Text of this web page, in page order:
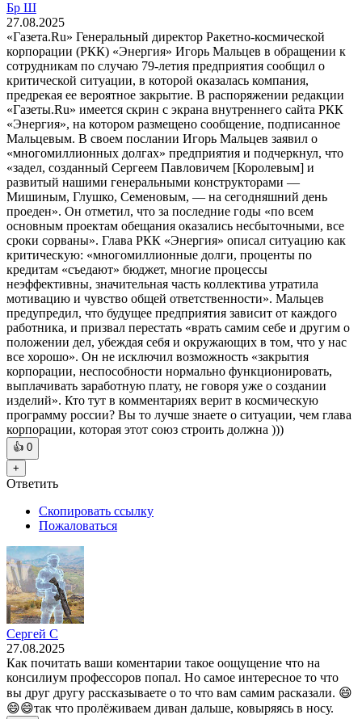
Бр Ш
27.08.2025
«Газета.Ru» Генеральный директор Ракетно-космической
корпорации (РКК) «Энергия» Игорь Мальцев в обращении к
сотрудникам по случаю 79-летия предприятия сообщил о
критической ситуации, в которой оказалась компания,
предрекая ее вероятное закрытие. В распоряжении редакции
«Газеты.Ru» имеется скрин с экрана внутреннего сайта РКК
«Энергия», на котором размещено сообщение, подписанное
Мальцевым. В своем послании Игорь Мальцев заявил о
«многомиллионных долгах» предприятия и подчеркнул, что
«задел, созданный Сергеем Павловичем [Королевым] и
развитый нашими генеральными конструкторами —
Мишиным, Глушко, Семеновым, — на сегодняшний день
проеден». Он отметил, что за последние годы «по всем
основным проектам обещания оказались несбыточными, все
сроки сорваны». Глава РКК «Энергия» описал ситуацию как
критическую: «многомиллионные долги, проценты по
кредитам «съедают» бюджет, многие процессы
неэффективны, значительная часть коллектива утратила
мотивацию и чувство общей ответственности». Мальцев
предупредил, что будущее предприятия зависит от каждого
работника, и призвал перестать «врать самим себе и другим о
положении дел, убеждая себя и окружающих в том, что у нас
все хорошо». Он не исключил возможность «закрытия
корпорации, неспособности нормально функционировать,
выплачивать заработную плату, не говоря уже о создании
изделий». Кто тут в комментариях верит в космическую
программу россии? Вы то лучше знаете о ситуации, чем глава
корпорации, которая этот союз строить должна )))
👍 0
+
Ответить
Скопировать ссылку
Пожаловаться
Сергей С
27.08.2025
Как почитать ваши коментарии такое оощущение что на
консилиум профессоров попал. Но самое интересное то что
вы друг другу рассказываете о то что вам самим расказали. 😄
😄😄так что пролёживаем диван дальше, ковыряясь в носу.